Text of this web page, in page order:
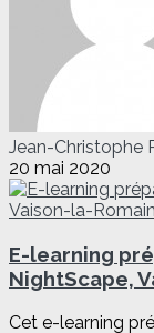
Jean-Christophe
20 mai 2020
E-learning
NightScape,
Cet e-learning